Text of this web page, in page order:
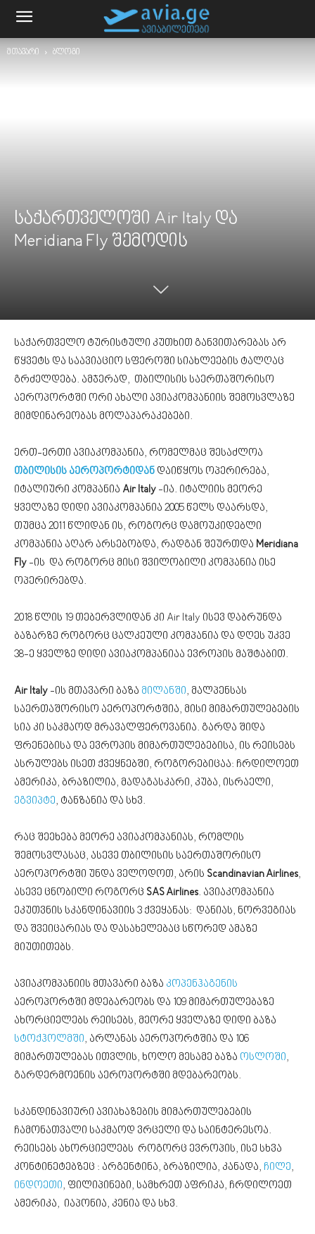
მთავარი ბლოგი
საქართველოში Air Italy და
Meridiana Fly შემოდის
საქართველო ტურისტული კუთხით განვითარებას არ
წყვეტს და საავიაციო სფეროში სიახლეების ტალღაც
გრძელდება. ამჯერად, თბილისის საერთაშორისო
აეროპორტში ორი ახალი ავიაკომპანიის შემოსვლაზე
მიმდინარეობას მოლაპარაკებები.
ერთ-ერთი ავიაკომპანია, რომელმაც შესაძლოა
თბილისის აეროპორტიდან დაიწყოს ოპერირება,
იტალიური კომპანია Air Italy -ია. იტალიის მეორე
ყველაზე დიდი ავიაკომპანია 2005 წელს დაარსდა,
თუმცა 2011 წლიდან ის, როგორც დამოუკიდებლი
კომპანია აღარ არსებობდა, რადგან შეურთდა Meridiana
Fly -ის და როგორც მისი შვილობილი კომპანია ისე
ოპერირებდა.
2018 წლის 19 თებერვლიდან კი Air Italy ისევ დაბრუნდა
ბაზარზე როგორც ცალკეული კომპანია და დღეს უკვე
38-ე ყველზე დიდი ავიაკომპანიაა ევროპის მაშტაბით.
Air Italy -ის მთავარი ბაზა მილანში, მალპენსას
საერთაშორისო აეროპორტშია, მისი მიმართულებების
სია კი საკმაოდ მრავალფეროვანია. გარდა შიდა
ფრენებისა და ევროპის მიმართულებებისა, ის რეისებს
ასრულებს ისეთ ქვეყნებში, როგორებიცაა: ჩრდილოეთ
ამერიკა, ბრაზილია, მადაგასკარი, კუბა, ისრაელი,
ეგვიპტე, ტანზანია და სხვ.
რაც შეეხება მეორე ავიაკომპანიას, რომლის
შემოსვლასაც, ასევე თბილისის საერთაშორისო
აეროპორტში უნდა ველოდოთ, არის Scandinavian Airlines,
ასევე ცნობილი როგორც SAS Airlines. ავიაკომპანია
ეკუთვნის სკანდინავიის 3 ქვეყანას: დანიას, ნორვეგიას
და შვეიცარიას და დასახელებაც სწორედ ამაზე
მიუთითებს.
ავიაკომპანიის მთავარი ბაზა კოპენჰაგენის
აეროპორტში მდებარეობს და 109 მიმართულებაზე
ახორციელებს რეისებს, მეორე ყველაზე დიდი ბაზა
სტოქჰოლმში, არლანას აეროპორტშია და 106
მიმართულებას ითვლის, ხოლო მესამე ბაზა ოსლოში,
გარდერმოენის აეროპორტში მდებარეობს.
სკანდინავიური ავიახაზების მიმართულებების
ჩამონათვალი საკმაოდ ვრცელი და საინტერესოა.
რეისებს ახორციელებს როგორც ევროპის, ისე სხვა
კონტინეტებზეც : არგენტინა, ბრაზილია, კანადა, ჩილე,
ინდოეთი, ფილიპინები, სამხრეთ აფრიკა, ჩრდილოეთ
ამერიკა, იაპონია, კენია და სხვ.